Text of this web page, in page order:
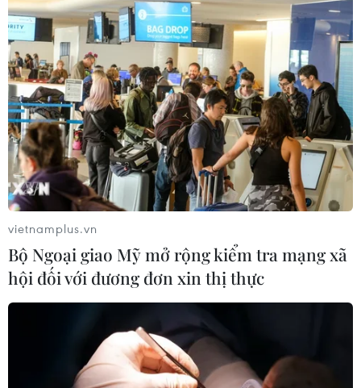
Đại sứ quán Việt Nam tại Israel ưu tiên số
1 cho bảo hộ công dân
19/05/2021 14:30
Đại sứ Đỗ Minh Hùng khẳng định công tác cộng đồng
luôn là trọng tâm trong hoạt động của Đại sứ quán và
vietnamplus.vn
Bộ Ngoại giao Mỹ mở rộng kiểm tra mạng xã
hội đối với đương đơn xin thị thực